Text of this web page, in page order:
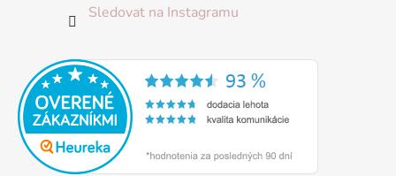
Sledovat na Instagramu